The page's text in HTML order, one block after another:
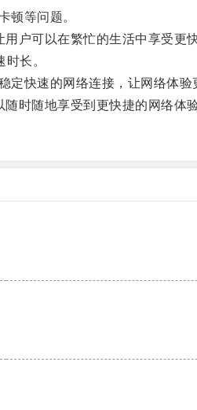
等问题。
可以在繁忙的生活中享受更快
长。
快速的网络连接，让网络体验
时随地享受到更快捷的网络体验